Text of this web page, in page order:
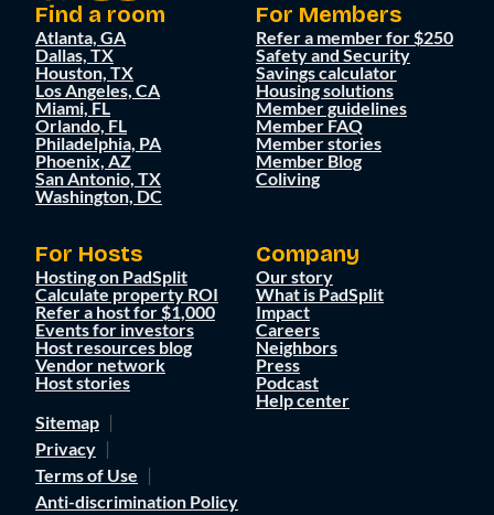
Find a room
Atlanta, GA
Dallas, TX
Houston, TX
Los Angeles, CA
Miami, FL
Orlando, FL
Philadelphia, PA
Phoenix, AZ
San Antonio, TX
Washington, DC
For Members
Refer a member for $250
Safety and Security
Savings calculator
Housing solutions
Member guidelines
Member FAQ
Member stories
Member Blog
Coliving
For Hosts
Hosting on PadSplit
Calculate property ROI
Refer a host for $1,000
Events for investors
Host resources blog
Vendor network
Host stories
Company
Our story
What is PadSplit
Impact
Careers
Neighbors
Press
Podcast
Help center
Sitemap
Privacy
Terms of Use
Anti-discrimination Policy